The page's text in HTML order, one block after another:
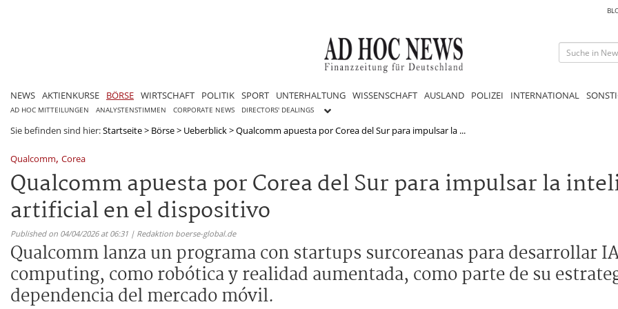
NEWS AKTIENKURSE BÖRSE WIRTSCHAFT POLITIK SPORT UNTERHALTUNG WISSENSCHAFT AUSLAND POLIZEI INTERNATIONAL
AD HOC MITTEILUNGEN ANALYSTENSTIMMEN CORPORATE NEWS DIRECTORS' DEALINGS
Sie befinden sind hier:Startseite> Börse> Ueberblick>Qualcomm apuesta por Corea del Sur para impulsar la ...
Qualcomm, Corea
Qualcomm apuesta por Corea del Sur para impulsar la
artificial en el dispositivo
Published on 04/04/2026 at 06:31 | Redaktion boerse-global.de
Qualcomm lanza un programa con startups surcoreanas para desarrollar
computing, como robótica y realidad aumentada, como parte de su
dependencia del mercado móvil.